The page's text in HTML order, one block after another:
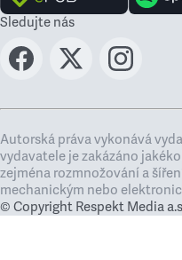
Sledujte nás
Autorská práva vykonává
vydavatele je zakázáno
zejména rozmnožování a
mechanickým nebo
© Copyright Respekt Media